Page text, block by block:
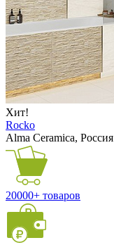
Хит!
Rocko
Alma Ceramica, Россия
20000+ товаров